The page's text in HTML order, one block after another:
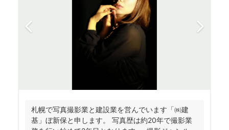
札幌で写真撮影業と建設業を営んでいます「㈱建
基」ぼ新保と申します。 写真歴は約20年で撮影業